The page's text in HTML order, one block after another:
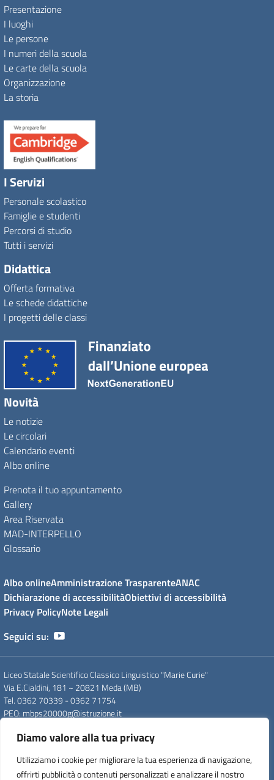
Diamo valore alla tua privacy
Utilizziamo i cookie per migliorare la tua esperienza di navigazione,
offrirti pubblicità o contenuti personalizzati e analizzare il nostro
Presentazione
I luoghi
Le persone
I numeri della scuola
Le carte della scuola
Organizzazione
La storia
I Servizi
Personale scolastico
Famiglie e studenti
Percorsi di studio
Tutti i servizi
Didattica
Offerta formativa
Le schede didattiche
I progetti delle classi
Novità
Le notizie
Le circolari
Calendario eventi
Albo online
Prenota il tuo appuntamento
Gallery
Area Riservata
MAD-INTERPELLO
Glossario
Albo onlineAmministrazione TrasparenteANAC
Dichiarazione di accessibilitàObiettivi di accessibilità
Privacy PolicyNote Legali
Seguici su:
Liceo Statale Scientifico Classico Linguistico "Marie Curie"
Via E.Cialdini, 181 ~ 20821 Meda (MB)
Tel. 0362 70339 - 0362 71754
PEO: mbps20000g@istruzione.it
: 83008560159
: MBPS20000G
: istsc_mips20000p